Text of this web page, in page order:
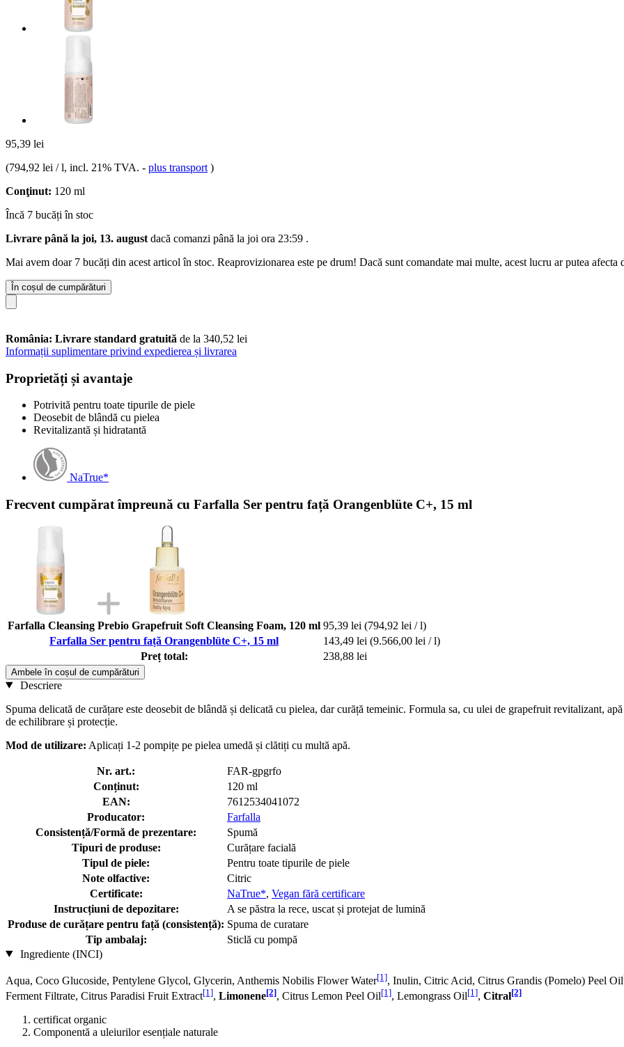
95,39 lei
(794,92 lei / l, incl. 21% TVA. - plus transport )
Conţinut: 120 ml
Încă 7 bucăți în stoc
Livrare până la joi, 13. august dacă comanzi până la joi ora 23:59 .
Mai avem doar 7 bucăți din acest articol în stoc. Reaprovizionarea este pe drum! Dacă sunt comandate mai multe, acest lucru ar putea afecta
În coșul de cumpărături
România: Livrare standard gratuită de la 340,52 lei
Informații suplimentare privind expedierea și livrarea
Proprietăți și avantaje
Potrivită pentru toate tipurile de piele
Deosebit de blândă cu pielea
Revitalizantă și hidratantă
NaTrue*
Frecvent cumpărat împreună cu Farfalla Ser pentru față Orangenblüte C+, 15 ml
Farfalla Cleansing Prebio Grapefruit Soft Cleansing Foam, 120 ml 95,39 lei (794,92 lei / l)
Farfalla Ser pentru față Orangenblüte C+, 15 ml
143,49 lei (9.566,00 lei / l)
Preț total:
238,88 lei
Ambele în coșul de cumpărături
Descriere
Spuma delicată de curățare este deosebit de blândă și delicată cu pielea, dar curăță temeinic. Formula sa, cu ulei de grapefruit revitalizant,
de echilibrare și protecție.
Mod de utilizare: Aplicați 1-2 pompițe pe pielea umedă și clătiți cu multă apă.
Nr. art.:
FAR-gpgrfo
Conținut:
120 ml
EAN:
7612534041072
Producator:
Farfalla
Consistență/Formă de prezentare:
Spumă
Tipuri de produse:
Curățare facială
Tipul de piele:
Pentru toate tipurile de piele
Note olfactive:
Citric
Certificate:
NaTrue*, Vegan fără certificare
Instrucțiuni de depozitare:
A se păstra la rece, uscat și protejat de lumină
Produse de curățare pentru față (consistență): Spuma de curatare
Tip ambalaj:
Sticlă cu pompă
Ingrediente (INCI)
Aqua, Coco Glucoside, Pentylene Glycol, Glycerin, Anthemis Nobilis Flower Water[1], Inulin, Citric Acid, Citrus Grandis (Pomelo) Peel Oil
Ferment Filtrate, Citrus Paradisi Fruit Extract[1], Limonene[2], Citrus Lemon Peel Oil[1], Lemongrass Oil[1], Citral[2]
certificat organic
Componentă a uleiurilor esențiale naturale